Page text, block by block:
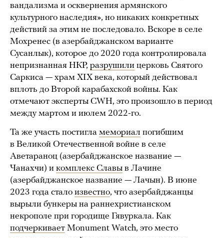
вандализма и осквернения армянского
культурного наследия», но никаких конкретных
действий за этим не последовало. Вскоре в селе
Мохренес (в азербайджанском варианте
Сусанлык), которое до 2020 года контролировала
непризнанная НКР, разрушили церковь Святого
Саркиса — храм XIX века, который действовал
вплоть до Второй карабахской войны. Как
отмечают эксперты CWH, это произошло в период
между мартом и июлем 2022-го.
Та же участь постигла мемориал погибшим
в Великой Отечественной войне в селе
Аветараноц (азербайджанское название —
Чанахчи) и комплекс Славы в Лачине
(азербайджанское название — Лачын). В июне
2023 года стало известно, что азербайджанцы
вырыли бункеры на раннехристианском
некрополе при городище Гявуркала. Как
подчеркивает Monument Watch, это место